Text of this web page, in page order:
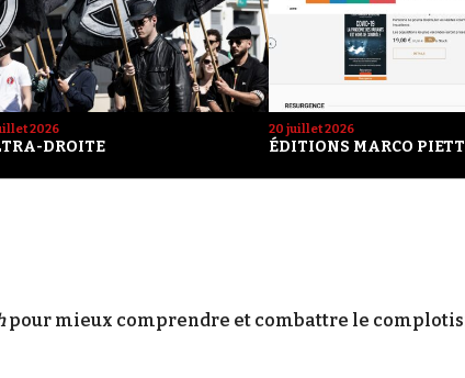
2026
DROITE
20 juillet 2026
ÉDITIONS MARCO
pour mieux comprendre et combattre le